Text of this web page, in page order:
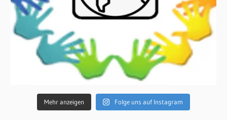
Mehr anzeigen Folge uns auf Instagram